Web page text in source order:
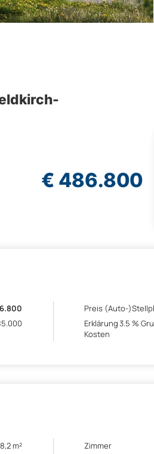
€ 486.800
Preis (Auto-
Erklärung
Kosten
3.5 %
m²
Zimmer